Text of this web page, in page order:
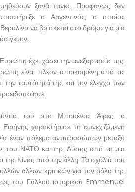
ξανά τανκς. Προφανώς δεν
ο Αργεντινός, ο οποίος
να βρίσκεται στο δρόμο για μια
έχει χάσει την ανεξαρτησία της,
είναι πλέον αποικισμένη από τις
την ταυτότητά της και τον έλεγχο των
του στο Μπουένος Άιρες, ο
χαρακτήρισε τη συνεχιζόμενη
έναν πόλεμο αντιπροσώπων μεταξύ
του ΝΑΤΟ και της Δύσης από τη μια
της Κίνας από την άλλη. Τα σχόλιά του
άλλων κριτικών για τον ρόλο της
του Γάλλου ιστορικού Emmanuel